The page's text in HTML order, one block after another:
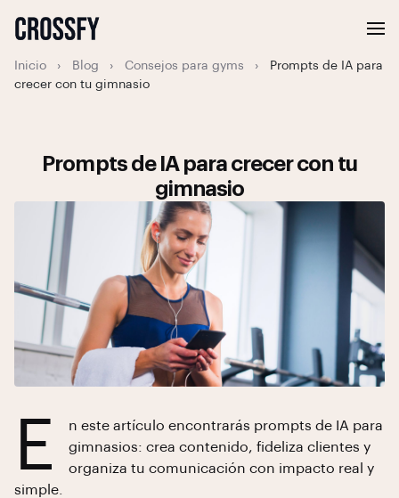
Inicio › Blog › Consejos para gyms ›
Prompts de IA para
crecer con tu gimnasio
Prompts de IA para crecer con tu
gimnasio
E
n este artículo encontrarás prompts de IA para
gimnasios: crea contenido, fideliza clientes y
organiza tu comunicación con impacto real y
simple.